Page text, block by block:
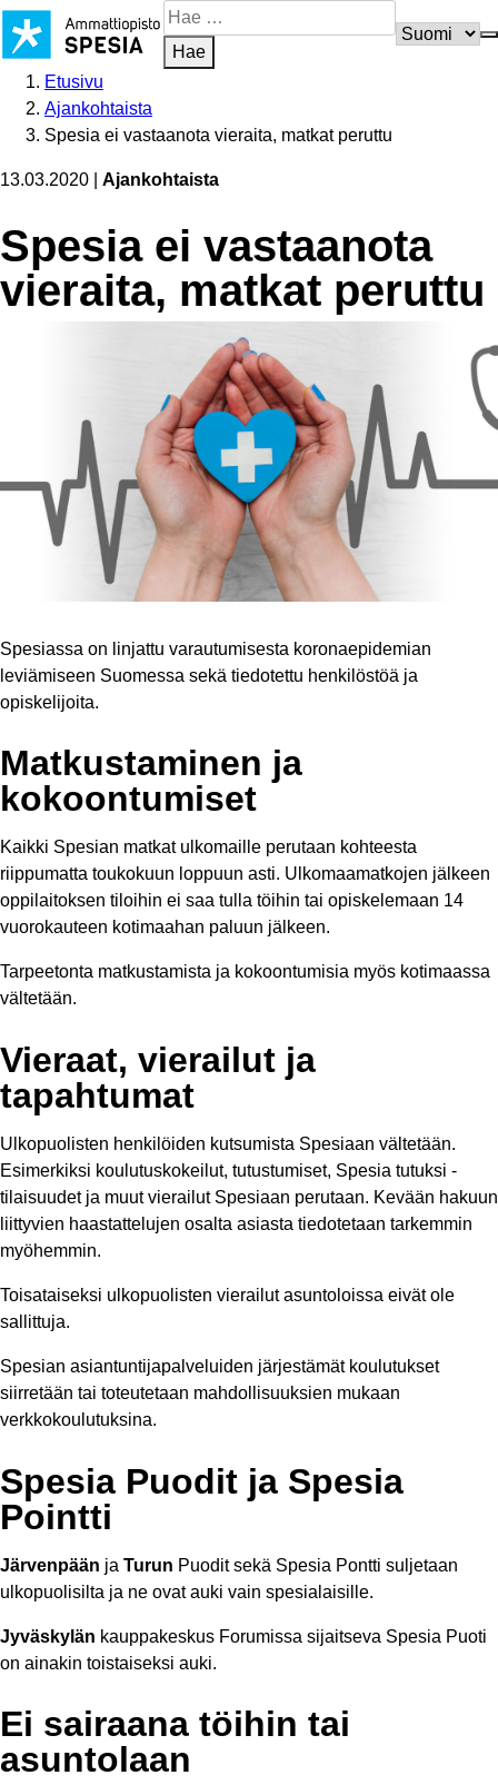
Siirry
sisältöön
Hae
sivustosta
Hae
Etusivu
Ajankohtaista
Spesia ei vastaanota vieraita, matkat peruttu
13.03.2020 Ajankohtaista
Spesia ei vastaanota
vieraita, matkat peruttu
Spesiassa on linjattu varautumisesta koronaepidemian
leviämiseen Suomessa sekä tiedotettu henkilöstöä ja
opiskelijoita.
Matkustaminen ja
kokoontumiset
Kaikki Spesian matkat ulkomaille perutaan kohteesta
riippumatta toukokuun loppuun asti. Ulkomaamatkojen jälkeen
oppilaitoksen tiloihin ei saa tulla töihin tai opiskelemaan 14
vuorokauteen kotimaahan paluun jälkeen.
Tarpeetonta matkustamista ja kokoontumisia myös kotimaassa
vältetään.
Vieraat, vierailut ja
tapahtumat
Ulkopuolisten henkilöiden kutsumista Spesiaan vältetään.
Esimerkiksi koulutuskokeilut, tutustumiset, Spesia tutuksi -
tilaisuudet ja muut vierailut Spesiaan perutaan. Kevään hakuun
liittyvien haastattelujen osalta asiasta tiedotetaan tarkemmin
myöhemmin.
Toisataiseksi ulkopuolisten vierailut asuntoloissa eivät ole
sallittuja.
Spesian asiantuntijapalveluiden järjestämät koulutukset
siirretään tai toteutetaan mahdollisuuksien mukaan
verkkokoulutuksina.
Spesia Puodit ja Spesia
Pointti
Järvenpään ja Turun Puodit sekä Spesia Pontti suljetaan
ulkopuolisilta ja ne ovat auki vain spesialaisille.
Jyväskylän kauppakeskus Forumissa sijaitseva Spesia Puoti
on ainakin toistaiseksi auki.
Ei sairaana töihin tai
asuntolaan